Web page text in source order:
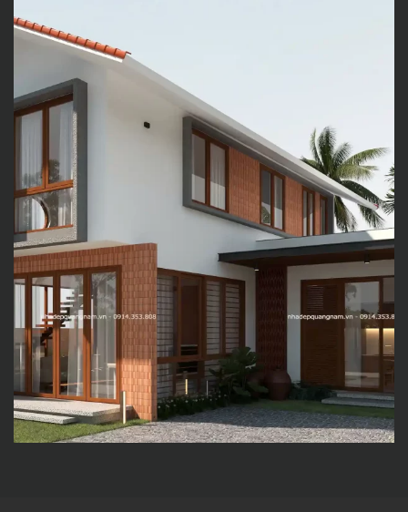
H HOUSE – KHÔNG CHỈ LÀ
NHÀ, MÀ LÀ TỔ ẤM MANG
DẤU ẤN RIÊNG